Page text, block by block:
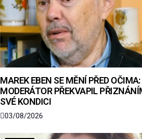
MAREK EBEN SE MĚNÍ PŘED OČIMA:
MODERÁTOR PŘEKVAPIL
SVÉ KONDICI
03/08/2026